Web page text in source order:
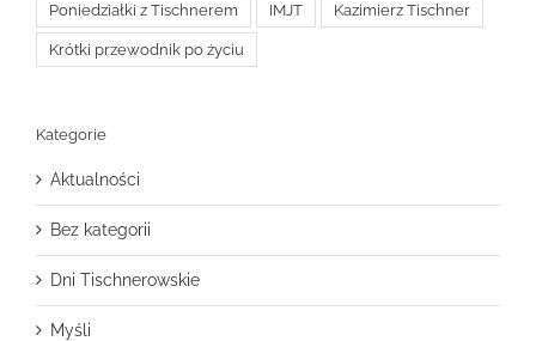
Poniedziałki z Tischnerem IMJT Kazimierz Tischner
Krótki przewodnik po życiu
Kategorie
Aktualności
Bez kategorii
Dni Tischnerowskie
Myśli